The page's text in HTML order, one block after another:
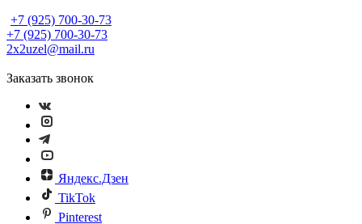
+7 (925) 700-30-73
+7 (925) 700-30-73
2x2uzel@mail.ru
Заказать звонок
Яндекс.Дзен
TikTok
Pinterest